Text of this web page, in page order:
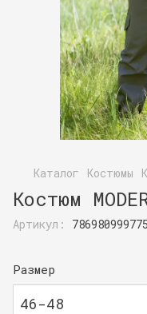
Каталог Костюмы
Костюм
Артикул:
Размер
46-48